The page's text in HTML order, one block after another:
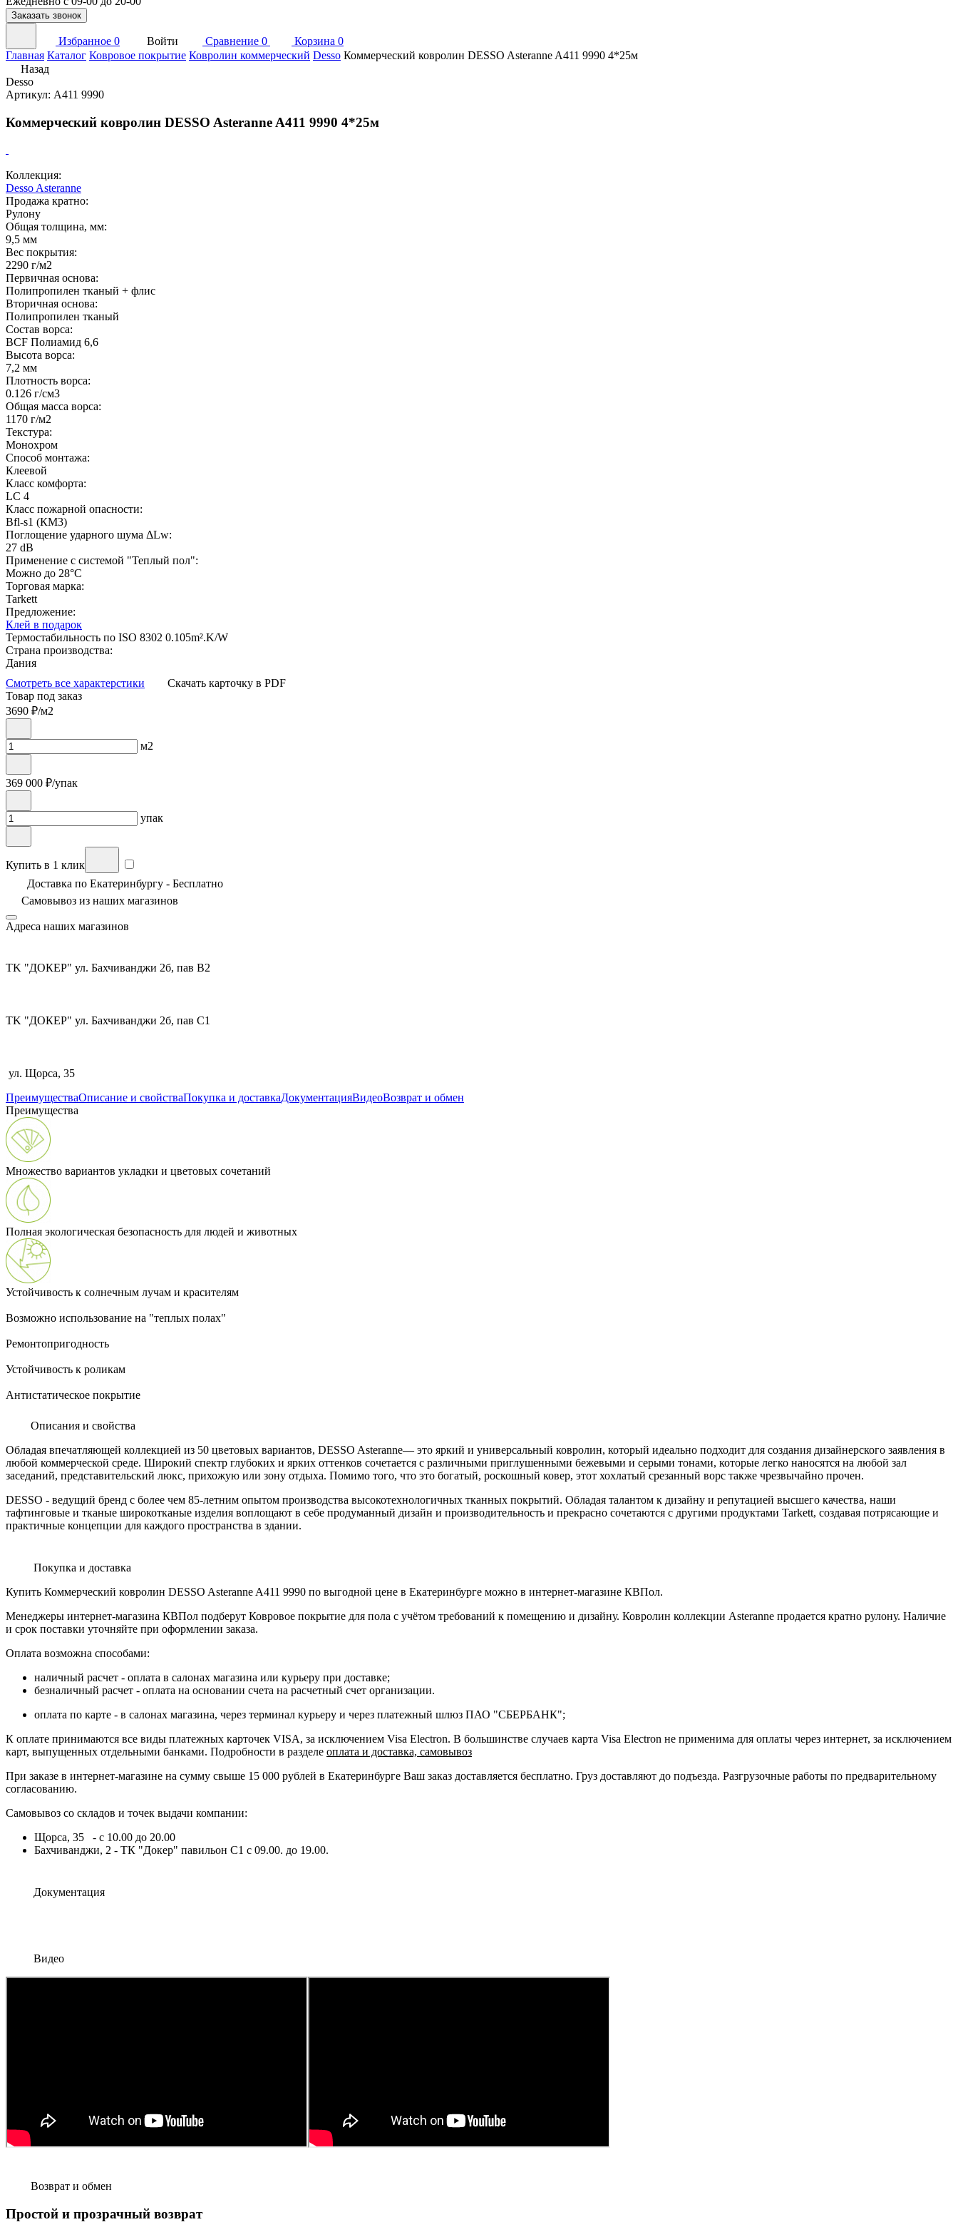
Заказать звонок
Избранное 0 Войти Сравнение 0 Корзина 0
Главная Каталог Ковровое покрытие Ковролин коммерческий Desso Коммерческий ковролин DESSO Asteranne A411 9990 4*25м
Назад
Desso
Артикул: A411 9990
Коммерческий ковролин DESSO Asteranne A411 9990 4*25м
Коллекция:
Desso Asteranne
Продажа кратно:
Рулону
Общая толщина, мм:
9,5 мм
Вес покрытия:
2290 г/м2
Первичная основа:
Полипропилен тканый + флис
Вторичная основа:
Полипропилен тканый
Состав ворса:
BCF Полиамид 6,6
Высота ворса:
7,2 мм
Плотность ворса:
0.126 г/см3
Общая масса ворса:
1170 г/м2
Текстура:
Монохром
Способ монтажа:
Клеевой
Класс комфорта:
LC 4
Класс пожарной опасности:
Bfl-s1 (КМ3)
Поглощение ударного шума ΔLw:
27 dB
Применение с системой "Теплый пол":
Можно до 28°С
Торговая марка:
Tarkett
Предложение:
Клей в подарок
Термостабильность по ISO 8302 0.105m².K/W
Страна производства:
Дания
Смотреть все характерстики
Скачать карточку в PDF
Товар под заказ
3690 ₽/м2
м2
369 000 ₽/упак
упак
Купить в 1 клик
Доставка по Екатеринбургу - Бесплатно
Самовывоз из наших магазинов
Адреса наших магазинов
TK "ДОКЕР" ул. Бахчиванджи 2б, пав В2
TK "ДОКЕР" ул. Бахчиванджи 2б, пав С1
ул. Щорса, 35
ПреимуществаОписание и свойстваПокупка и доставкаДокументацияВидеоВозврат и обмен
Преимущества
Множество вариантов укладки и цветовых сочетаний
Полная экологическая безопасность для людей и животных
Устойчивость к солнечным лучам и красителям
Возможно использование на "теплых полах"
Ремонтопригодность
Устойчивость к роликам
Антистатическое покрытие
Описания и свойства
Обладая впечатляющей коллекцией из 50 цветовых вариантов, DESSO Asteranne— это яркий и универсальный ковролин, который идеально подходит для создания дизайнерского заявления в
любой коммерческой среде. Широкий спектр глубоких и ярких оттенков сочетается с различными приглушенными бежевыми и серыми тонами, которые легко наносятся на любой зал
заседаний, представительский люкс, прихожую или зону отдыха. Помимо того, что это богатый, роскошный ковер, этот хохлатый срезанный ворс также чрезвычайно прочен.
DESSO - ведущий бренд с более чем 85-летним опытом производства высокотехнологичных тканных покрытий. Обладая талантом к дизайну и репутацией высшего качества, наши
тафтинговые и тканые широкотканые изделия воплощают в себе продуманный дизайн и производительность и прекрасно сочетаются с другими продуктами Tarkett, создавая потрясающие и
практичные концепции для каждого пространства в здании.
Покупка и доставка
Купить Коммерческий ковролин DESSO Asteranne A411 9990 по выгодной цене в Екатеринбурге можно в интернет-магазине КВПол.
Менеджеры интернет-магазина КВПол подберут Ковровое покрытие для пола с учётом требований к помещению и дизайну. Ковролин коллекции Asteranne продается кратно рулону. Наличие
и срок поставки уточняйте при оформлении заказа.
Оплата возможна способами:
наличный расчет - оплата в салонах магазина или курьеру при доставке;
безналичный расчет - оплата на основании счета на расчетный счет организации.
оплата по карте - в салонах магазина, через терминал курьеру и через платежный шлюз ПАО "СБЕРБАНК";
К оплате принимаются все виды платежных карточек VISA, за исключением Visa Electron. В большинстве случаев карта Visa Electron не применима для оплаты через интернет, за исключением
карт, выпущенных отдельными банками. Подробности в разделе оплата и доставка, самовывоз
При заказе в интернет-магазине на сумму свыше 15 000 рублей в Екатеринбурге Ваш заказ доставляется бесплатно. Груз доставляют до подъезда. Разгрузочные работы по предварительному
согласованию.
Самовывоз со складов и точек выдачи компании:
Щорса, 35 - с 10.00 до 20.00
Бахчиванджи, 2 - ТК "Докер" павильон С1 с 09.00. до 19.00.
Документация
Видео
Возврат и обмен
Простой и прозрачный возврат